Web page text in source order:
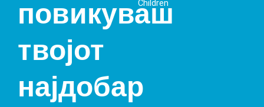
повикуваш
твојот
најдобар
Children